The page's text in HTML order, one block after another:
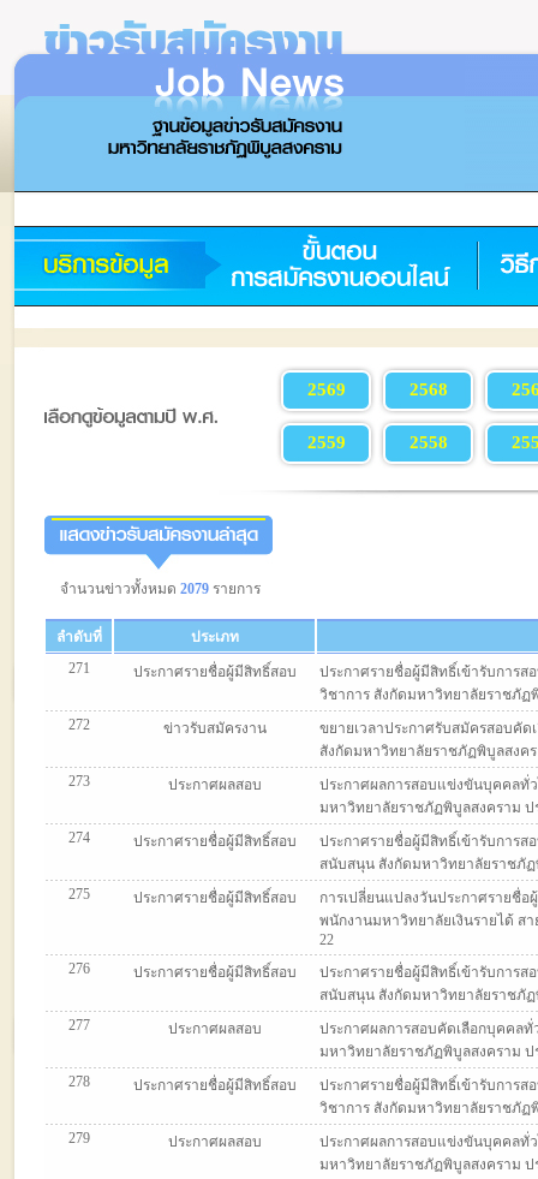
2569 2568
2559 2558
จำนวนข่าวทั้งหมด 2079รายการ
ลำดับที่
ประเภท
271
ประกาศรายชื่อผู้มีสิทธิ์สอบ
ประกาศรายชื่อผู้มีสิทธิ์เข้ารับการ
วิชาการ สังกัดมหาวิทยาลัยราชภัฏ
272
ข่าวรับสมัครงาน
ขยายเวลาประกาศรับสมัครสอบคั
สังกัดมหาวิทยาลัยราชภัฏพิบูลสงคร
273
ประกาศผลสอบ
ประกาศผลการสอบแข่งขันบุคคลทั่
มหาวิทยาลัยราชภัฏพิบูลสงคราม ป
274
ประกาศรายชื่อผู้มีสิทธิ์สอบ
ประกาศรายชื่อผู้มีสิทธิ์เข้ารับการ
สนับสนุน สังกัดมหาวิทยาลัยราชภัฏ
275
ประกาศรายชื่อผู้มีสิทธิ์สอบ
การเปลี่ยนแปลงวันประกาศรายชื่
พนักงานมหาวิทยาลัยเงินรายได้ ส
22
276
ประกาศรายชื่อผู้มีสิทธิ์สอบ
ประกาศรายชื่อผู้มีสิทธิ์เข้ารับการ
สนับสนุน สังกัดมหาวิทยาลัยราชภัฏ
277
ประกาศผลสอบ
ประกาศผลการสอบคัดเลือกบุคคลทั่
มหาวิทยาลัยราชภัฏพิบูลสงคราม ป
278
ประกาศรายชื่อผู้มีสิทธิ์สอบ
ประกาศรายชื่อผู้มีสิทธิ์เข้ารับการ
วิชาการ สังกัดมหาวิทยาลัยราชภัฏ
279
ประกาศผลสอบ
ประกาศผลการสอบแข่งขันบุคคลทั่
มหาวิทยาลัยราชภัฏพิบูลสงคราม ป